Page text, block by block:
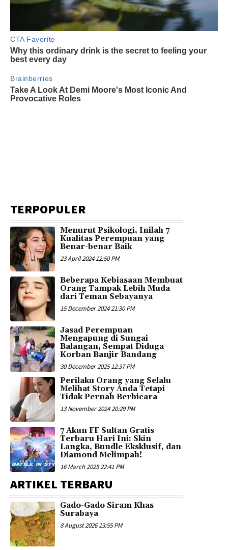
TERPOPULER
Menurut Psikologi, Inilah 7
Kualitas Perempuan yang
Benar-benar Baik
23 April 2024 12:50 PM
Beberapa Kebiasaan Membuat
Orang Tampak Lebih Muda
dari Teman Sebayanya
15 December 2024 21:30 PM
Jasad Perempuan
Mengapung di Sungai
Balangan, Sempat Diduga
Korban Banjir Bandang
30 December 2025 12:37 PM
Perilaku Orang yang Selalu
Melihat Story Anda Tetapi
Tidak Pernah Berbicara
13 November 2024 20:29 PM
7 Akun FF Sultan Gratis
Terbaru Hari Ini: Skin
Langka, Bundle Eksklusif, dan
Diamond Melimpah!
16 March 2025 22:41 PM
ARTIKEL TERBARU
Gado-Gado Siram Khas
Surabaya
8 August 2026 13:55 PM